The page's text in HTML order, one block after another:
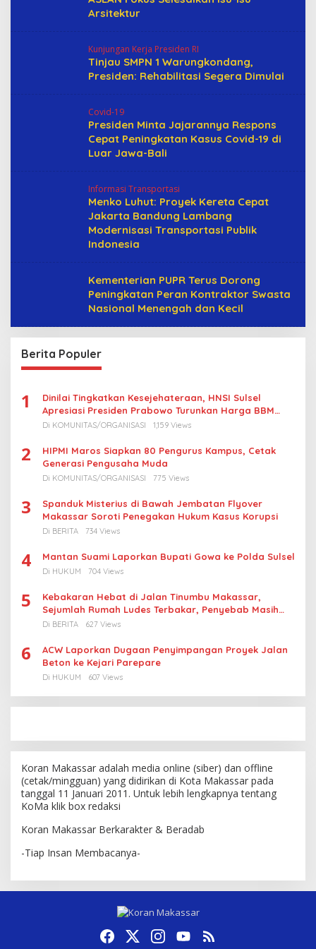
Arsitektur
Kunjungan Kerja Presiden RI
Tinjau SMPN 1 Warungkondang,
Presiden: Rehabilitasi Segera Dimulai
Covid-19
Presiden Minta Jajarannya Respons
Cepat Peningkatan Kasus Covid-19 di
Luar Jawa-Bali
Informasi Transportasi
Menko Luhut: Proyek Kereta Cepat
Jakarta Bandung Lambang
Modernisasi Transportasi Publik
Indonesia
Kementerian PUPR Terus Dorong
Peningkatan Peran Kontraktor Swasta
Nasional Menengah dan Kecil
Berita Populer
1
Dinilai Tingkatkan Kesejehateraan, HNSI Sulsel
Apresiasi Presiden Prabowo Turunkan Harga BBM
Nelayan
Di KOMUNITAS/ORGANISASI 1,159 Views
2
HIPMI Maros Siapkan 80 Pengurus Kampus, Cetak
Generasi Pengusaha Muda
Di KOMUNITAS/ORGANISASI 775 Views
3
Spanduk Misterius di Bawah Jembatan Flyover
Makassar Soroti Penegakan Hukum Kasus Korupsi
Di BERITA 734 Views
4 Mantan Suami Laporkan Bupati Gowa ke Polda Sulsel
Di HUKUM 704 Views
5
Kebakaran Hebat di Jalan Tinumbu Makassar,
Sejumlah Rumah Ludes Terbakar, Penyebab Masih
Diselidiki
Di BERITA 627 Views
6
ACW Laporkan Dugaan Penyimpangan Proyek Jalan
Beton ke Kejari Parepare
Di HUKUM 607 Views
Koran Makassar adalah media online (siber) dan offline
(cetak/mingguan) yang didirikan di Kota Makassar pada
tanggal 11 Januari 2011. Untuk lebih lengkapnya tentang
KoMa klik box redaksi
Koran Makassar Berkarakter & Beradab
-Tiap Insan Membacanya-